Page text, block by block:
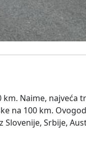
Naime, najveća
na 100 km.
Srbije,